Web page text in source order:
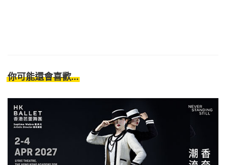
你可能還會喜歡...